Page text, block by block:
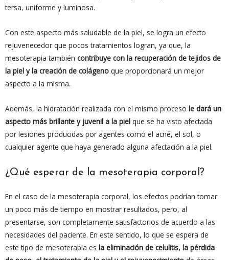
tersa, uniforme y luminosa.
Con este aspecto más saludable de la piel, se logra un efecto
rejuvenecedor que pocos tratamientos logran, ya que, la
mesoterapia también contribuye con la recuperación de tejidos de
la piel y la creación de colágeno que proporcionará un mejor
aspecto a la misma.
Además, la hidratación realizada con el mismo proceso le dará un
aspecto más brillante y juvenil a la piel que se ha visto afectada
por lesiones producidas por agentes como el acné, el sol, o
cualquier agente que haya generado alguna afectación a la piel.
¿Qué esperar de la mesoterapia corporal?
En el caso de la mesoterapia corporal, los efectos podrían tomar
un poco más de tiempo en mostrar resultados, pero, al
presentarse, son completamente satisfactorios de acuerdo a las
necesidades del paciente. En este sentido, lo que se espera de
este tipo de mesoterapia es la eliminación de celulitis, la pérdida